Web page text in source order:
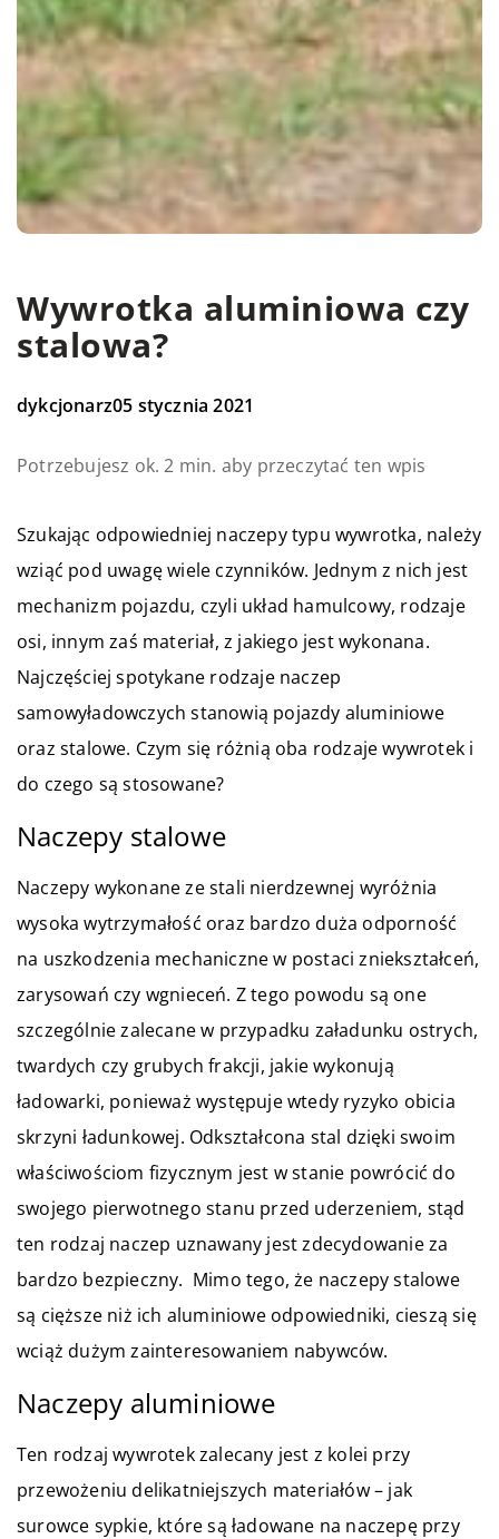
Wywrotka aluminiowa czy
stalowa?
dykcjonarz05 stycznia 2021
Potrzebujesz ok. 2 min. aby przeczytać ten wpis
Szukając odpowiedniej naczepy typu wywrotka, należy
wziąć pod uwagę wiele czynników. Jednym z nich jest
mechanizm pojazdu, czyli układ hamulcowy, rodzaje
osi, innym zaś materiał, z jakiego jest wykonana.
Najczęściej spotykane rodzaje naczep
samowyładowczych stanowią pojazdy aluminiowe
oraz stalowe. Czym się różnią oba rodzaje wywrotek i
do czego są stosowane?
Naczepy stalowe
Naczepy wykonane ze stali nierdzewnej wyróżnia
wysoka wytrzymałość oraz bardzo duża odporność
na uszkodzenia mechaniczne w postaci zniekształceń,
zarysowań czy wgnieceń. Z tego powodu są one
szczególnie zalecane w przypadku załadunku ostrych,
twardych czy grubych frakcji, jakie wykonują
ładowarki, ponieważ występuje wtedy ryzyko obicia
skrzyni ładunkowej. Odkształcona stal dzięki swoim
właściwościom fizycznym jest w stanie powrócić do
swojego pierwotnego stanu przed uderzeniem, stąd
ten rodzaj naczep uznawany jest zdecydowanie za
bardzo bezpieczny. Mimo tego, że naczepy stalowe
są cięższe niż ich aluminiowe odpowiedniki, cieszą się
wciąż dużym zainteresowaniem nabywców.
Naczepy aluminiowe
Ten rodzaj wywrotek zalecany jest z kolei przy
przewożeniu delikatniejszych materiałów – jak
surowce sypkie, które są ładowane na naczepę przy